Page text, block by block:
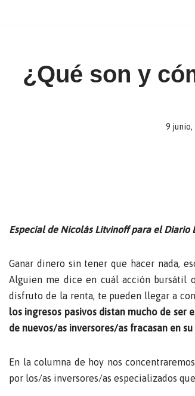
contenido
¿Qué son y
9 junio,
Especial de Nicolás Litvinoff para el Diario
Ganar dinero sin tener que hacer nada,
Alguien me dice en cuál acción bursátil
disfruto de la renta, te pueden llegar a
los ingresos pasivos distan mucho de ser
de nuevos/as inversores/as fracasan en
En la columna de hoy nos
por los/as inversores/as especializados